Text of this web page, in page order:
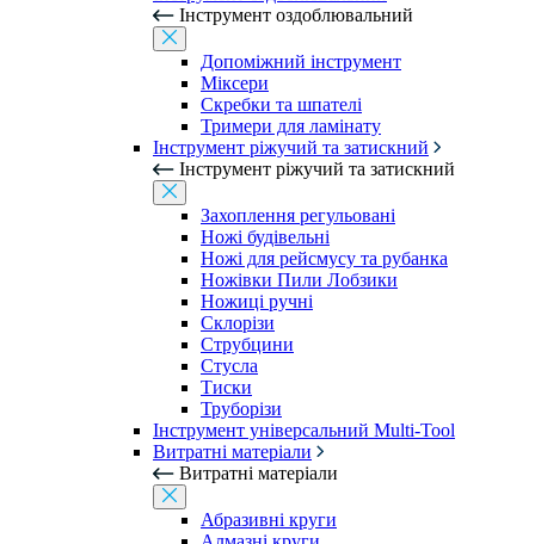
Інструмент оздоблювальний
Допоміжний інструмент
Міксери
Скребки та шпателі
Тримери для ламінату
Інструмент ріжучий та затискний
Інструмент ріжучий та затискний
Захоплення регульовані
Ножі будівельні
Ножі для рейсмусу та рубанка
Ножівки Пили Лобзики
Ножиці ручні
Склорізи
Струбцини
Стусла
Тиски
Труборізи
Інструмент універсальний Multi-Tool
Витратні матеріали
Витратні матеріали
Абразивні круги